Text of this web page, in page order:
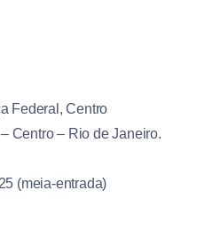
Federal, Centro
Centro – Rio de Janeiro.
(meia-entrada)